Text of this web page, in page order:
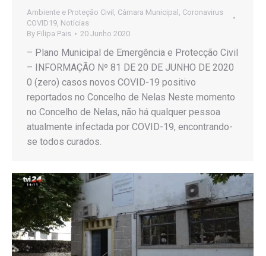
Ambiente e Proteção Civil Câmara Municipal Coronavirus
COVID19 Notícias
By Filipa Pais 20 Junho 2020
– Plano Municipal de Emergência e Protecção Civil
– INFORMAÇÃO Nº 81 DE 20 DE JUNHO DE 2020
0 (zero) casos novos COVID-19 positivo
reportados no Concelho de Nelas Neste momento
no Concelho de Nelas, não há qualquer pessoa
atualmente infectada por COVID-19, encontrando-
se todos curados.